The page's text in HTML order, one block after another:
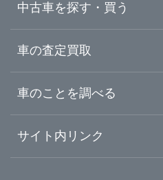
栃木
福井
山梨
和歌山
広島
山口
熊本
中古車を探す・買う
中古車情報・中古車検索
初めての中古車購入ガイド
車の査定買取
車査定・車買取ならガリバー
ガリバーの査定が選ばれる理由
車のことを調べる
車初心者まとめ
サイト内リンク